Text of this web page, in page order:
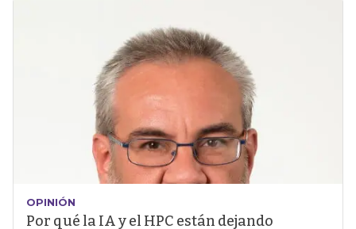
OPINIÓN
Por qué la IA y el HPC están dejando